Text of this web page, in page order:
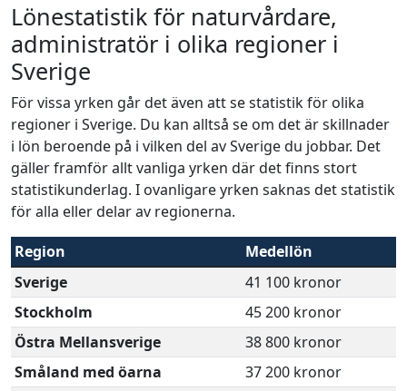
Lönestatistik för naturvårdare,
administratör i olika regioner i
Sverige
För vissa yrken går det även att se statistik för olika
regioner i Sverige. Du kan alltså se om det är skillnader
i lön beroende på i vilken del av Sverige du jobbar. Det
gäller framför allt vanliga yrken där det finns stort
statistikunderlag. I ovanligare yrken saknas det statistik
för alla eller delar av regionerna.
Region
Medellön
Sverige
41 100 kronor
Stockholm
45 200 kronor
Östra Mellansverige
38 800 kronor
Småland med öarna
37 200 kronor